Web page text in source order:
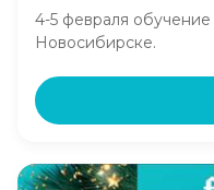
4-5 февраля
Новосибирске.